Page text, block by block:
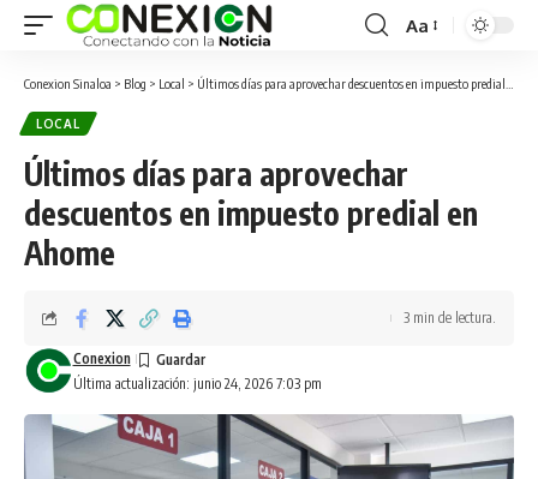
Aa
Conexion Sinaloa > Blog > Local > Últimos días para aprovechar descuentos en impuesto predial en Ahome
LOCAL
Últimos días para aprovechar
descuentos en impuesto predial en
Ahome
Última actualización: junio 24, 2026 7:03 pm
Conexion
3 min de lectura.